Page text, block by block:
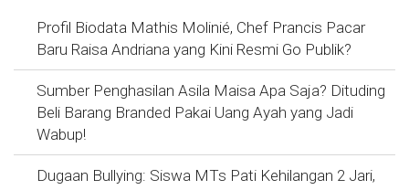
Profil Biodata Mathis Molinié, Chef Prancis Pacar
Baru Raisa Andriana yang Kini Resmi Go Publik?
Sumber Penghasilan Asila Maisa Apa Saja? Dituding
Beli Barang Branded Pakai Uang Ayah yang Jadi
Wabup!
Dugaan Bullying: Siswa MTs Pati Kehilangan 2 Jari,